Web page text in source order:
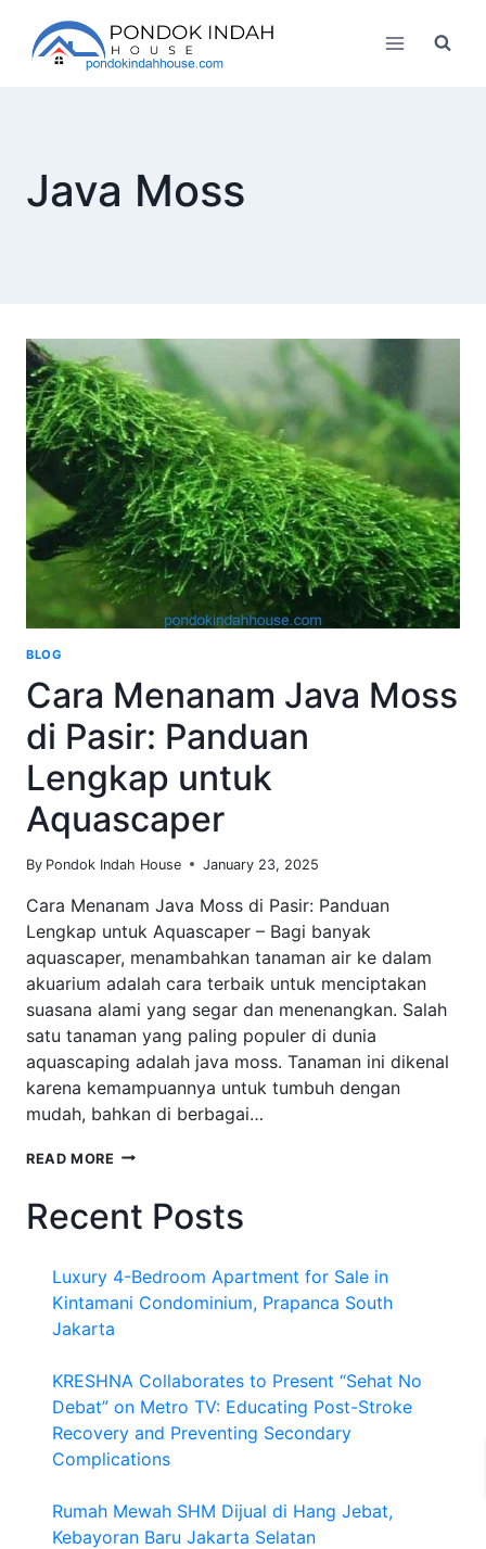
content
Java Moss
BLOG
Cara Menanam Java Moss
di Pasir: Panduan
Lengkap untuk
Aquascaper
By Pondok Indah House January 23, 2025
Cara Menanam Java Moss di Pasir: Panduan
Lengkap untuk Aquascaper – Bagi banyak
aquascaper, menambahkan tanaman air ke dalam
akuarium adalah cara terbaik untuk menciptakan
suasana alami yang segar dan menenangkan. Salah
satu tanaman yang paling populer di dunia
aquascaping adalah java moss. Tanaman ini dikenal
karena kemampuannya untuk tumbuh dengan
mudah, bahkan di berbagai…
READ MORE CARA
MOSS
PANDUAN
LENGKAP
AQUASCAPER
Recent Posts
Luxury 4-Bedroom Apartment for Sale in
Kintamani Condominium, Prapanca South
Jakarta
KRESHNA Collaborates to Present “Sehat No
Debat” on Metro TV: Educating Post-Stroke
Recovery and Preventing Secondary
Complications
Rumah Mewah SHM Dijual di Hang Jebat,
Kebayoran Baru Jakarta Selatan